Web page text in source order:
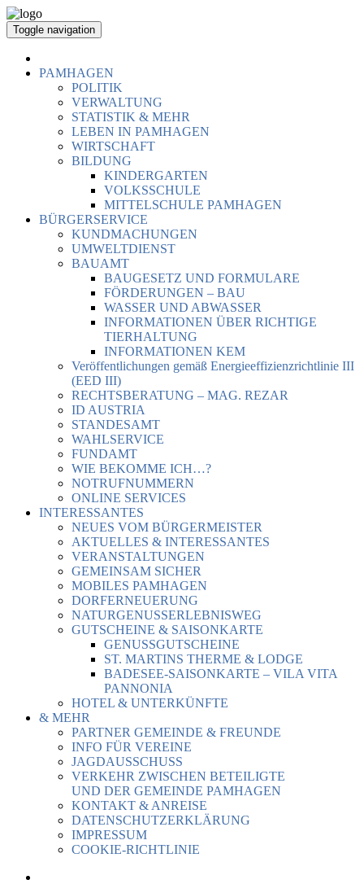
Toggle navigation
PAMHAGEN
POLITIK
VERWALTUNG
STATISTIK & MEHR
LEBEN IN PAMHAGEN
WIRTSCHAFT
BILDUNG
KINDERGARTEN
VOLKSSCHULE
MITTELSCHULE PAMHAGEN
BÜRGERSERVICE
KUNDMACHUNGEN
UMWELTDIENST
BAUAMT
BAUGESETZ UND FORMULARE
FÖRDERUNGEN – BAU
WASSER UND ABWASSER
INFORMATIONEN ÜBER RICHTIGE
TIERHALTUNG
INFORMATIONEN KEM
Veröffentlichungen gemäß Energieeffizienzrichtlinie III
(EED III)
RECHTSBERATUNG – MAG. REZAR
ID AUSTRIA
STANDESAMT
WAHLSERVICE
FUNDAMT
WIE BEKOMME ICH…?
NOTRUFNUMMERN
ONLINE SERVICES
INTERESSANTES
NEUES VOM BÜRGERMEISTER
AKTUELLES & INTERESSANTES
VERANSTALTUNGEN
GEMEINSAM SICHER
MOBILES PAMHAGEN
DORFERNEUERUNG
NATURGENUSSERLEBNISWEG
GUTSCHEINE & SAISONKARTE
GENUSSGUTSCHEINE
ST. MARTINS THERME & LODGE
BADESEE-SAISONKARTE – VILA VITA
PANNONIA
HOTEL & UNTERKÜNFTE
& MEHR
PARTNER GEMEINDE & FREUNDE
INFO FÜR VEREINE
JAGDAUSSCHUSS
VERKEHR ZWISCHEN BETEILIGTE
UND DER GEMEINDE PAMHAGEN
KONTAKT & ANREISE
DATENSCHUTZERKLÄRUNG
IMPRESSUM
COOKIE-RICHTLINIE